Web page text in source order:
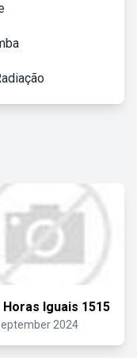
Horas Iguais 1515
2024